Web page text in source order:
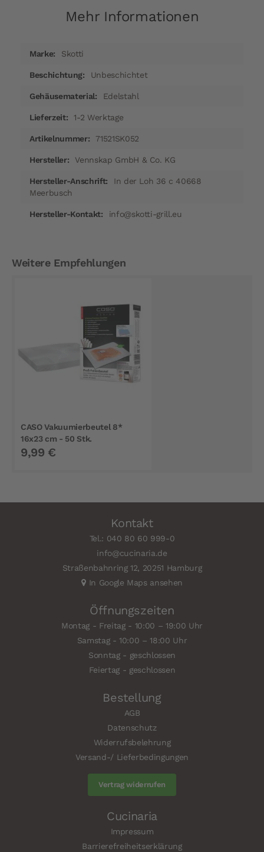
Mehr Informationen
InformationenSkotti
Unbeschichtet
Edelstahl
1-2 Werktage
71521SK052
Vennskap GmbH & Co. KG
In der Loh 36 c 40668
Meerbusch
info@skotti-grill.eu
Weitere Empfehlungen
CASO Vakuumierbeutel 8*
16x23 cm - 50 Stk.
9,99 €
Kontakt
Tel.: 040 80 60 999-0
info@cucinaria.de
Straßenbahnring 12, 20251 Hamburg
In Google Maps ansehen
Öffnungszeiten
Montag - Freitag - 10:00 – 19:00 Uhr
Samstag - 10:00 – 18:00 Uhr
Sonntag - geschlossen
Feiertag - geschlossen
Bestellung
AGB
Datenschutz
Widerrufsbelehrung
Versand-/ Lieferbedingungen
Vertrag widerrufen
Cucinaria
Impressum
Barrierefreiheitserklärung